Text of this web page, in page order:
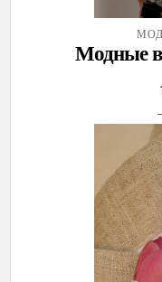
Модные